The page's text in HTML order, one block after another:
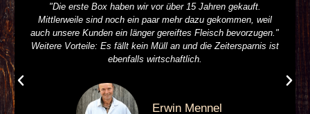
"Die erste Box haben wir vor über 15 Jahren gekauft.
Mittlerweile sind noch ein paar mehr dazu gekommen, weil
auch unsere Kunden ein länger gereiftes Fleisch bevorzugen."
Weitere Vorteile: Es fällt kein Müll an und die Zeitersparnis ist
ebenfalls wirtschaftlich.
Erwin Mennel